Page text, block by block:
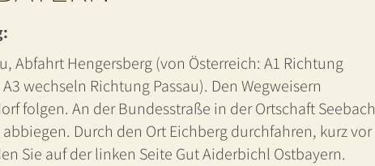
Abfahrt Hengersberg (von Österreich: A1 Richtung
wechseln Richtung Passau). Den Wegweisern
folgen. An der Bundesstraße in der Ortschaft Seebach
Durch den Ort Eichberg durchfahren, kurz vor
Sie auf der linken Seite Gut Aiderbichl Ostbayern.